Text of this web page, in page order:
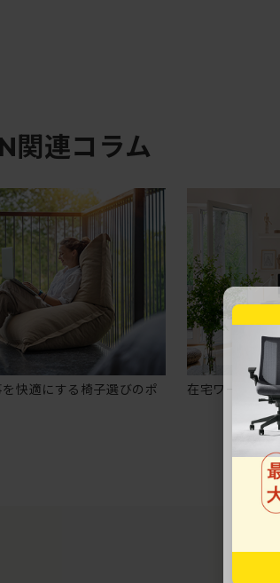
関連コラム
快適にする椅子選びのポ
在宅ワークに